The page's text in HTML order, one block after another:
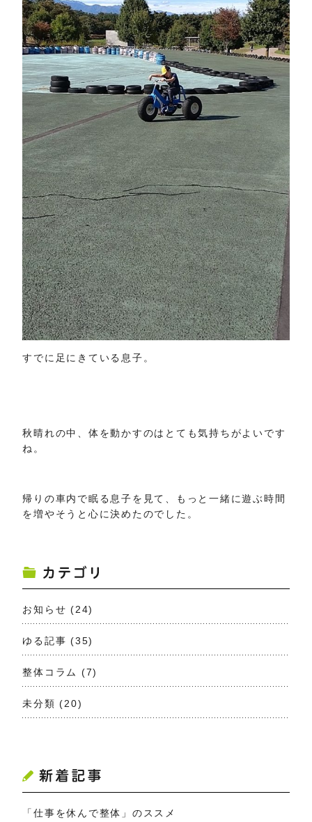
すでに足にきている息子。
秋晴れの中、体を動かすのはとても気持ちがよいです
ね。
帰りの車内で眠る息子を見て、もっと一緒に遊ぶ時間
を増やそうと心に決めたのでした。
お知らせ (24)
ゆる記事 (35)
整体コラム (7)
未分類 (20)
「仕事を休んで整体」のススメ